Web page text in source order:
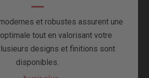
et robustes assurent une
tout en valorisant votre
designs et finitions sont
disponibles.